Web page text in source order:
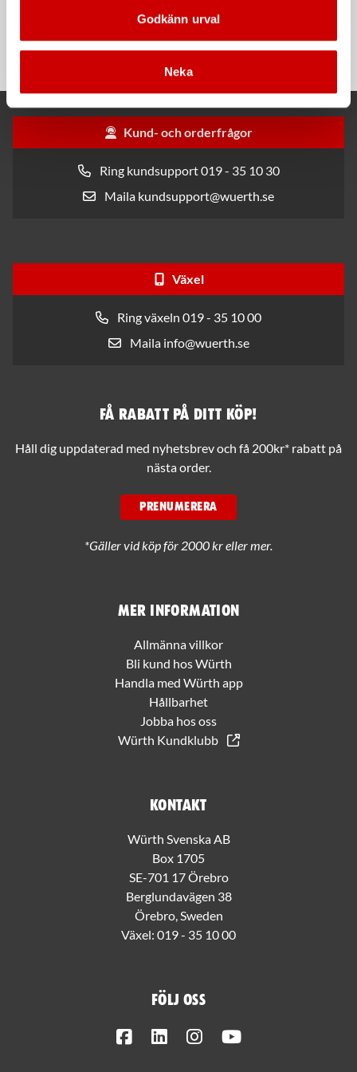
Godkänn urval
Neka
Kund- och orderfrågor
Ring kundsupport 019 - 35 10 30
Maila kundsupport@wuerth.se
Växel
Ring växeln 019 - 35 10 00
Maila info@wuerth.se
Mer information
Allmänna villkor
Bli kund hos Würth
Handla med Würth app
Hållbarhet
Jobba hos oss
Würth Kundklubb
Kontakt
Würth Svenska AB
Box 1705
SE-701 17 Örebro
Berglundavägen 38
Örebro, Sweden
Växel: 019 - 35 10 00
Följ oss
FacebookLinkedInInstagram
Få rabatt på ditt köp!
Håll dig uppdaterad med nyhetsbrev och få 200kr* rabatt på
nästa order.
PRENUMERERA
*Gäller vid köp för 2000 kr eller mer.